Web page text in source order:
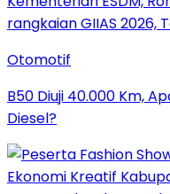
Otomotif
B50 Diuji 40.000 Km,
Diesel?